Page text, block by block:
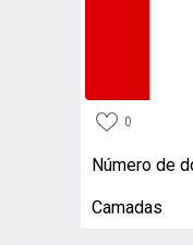
0
Número de
Camadas